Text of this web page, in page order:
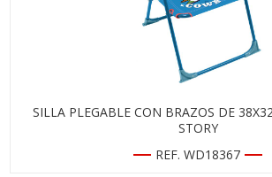
SILLA PLEGABLE CON BRAZOS DE
STORY
REF. WD18367